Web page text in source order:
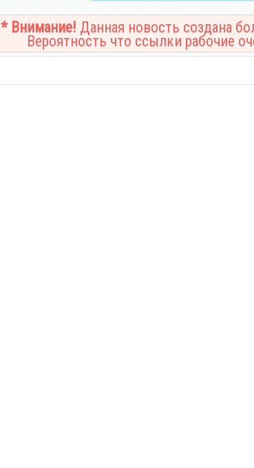
* Внимание! Данная новость создана
Вероятность что ссылки рабочие